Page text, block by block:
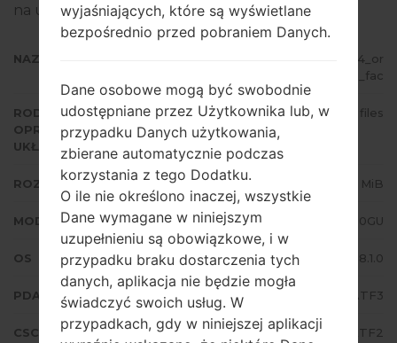
na urządzeniach Samsung tutaj
NAZWA PLIKU
SM-J260GU_1_20200709174604_or
pnplcd2p_fac
RODZAJ
OPROGRAMOWANIA
UKŁADOWEGO
4 files
ROZMIAR PLIKU 926.43 MiB
MODEL Samsung SM-J260GU
OS Android Oreo 8.1.0
PDA/AP WERSJA J260GUDDS1ATF3
CSC WERSJA J260GUODM1ATF2
wyjaśniających, które są wyświetlane
bezpośrednio przed pobraniem Danych.
Dane osobowe mogą być swobodnie
udostępniane przez Użytkownika lub, w
przypadku Danych użytkowania,
zbierane automatycznie podczas
korzystania z tego Dodatku.
O ile nie określono inaczej, wszystkie
Dane wymagane w niniejszym
uzupełnieniu są obowiązkowe, i w
przypadku braku dostarczenia tych
danych, aplikacja nie będzie mogła
świadczyć swoich usług. W
przypadkach, gdy w niniejszej aplikacji